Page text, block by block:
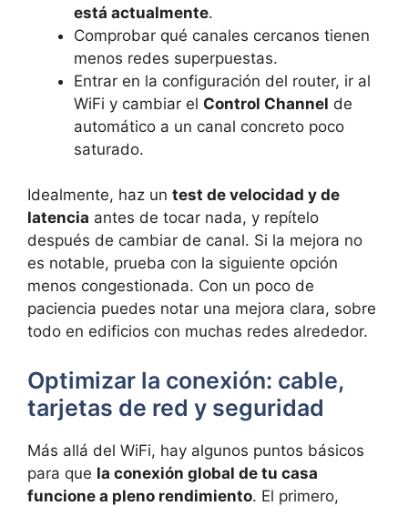
está actualmente.
Comprobar qué canales cercanos tienen
menos redes superpuestas.
Entrar en la configuración del router, ir al
WiFi y cambiar el Control Channel de
automático a un canal concreto poco
saturado.
Idealmente, haz un test de velocidad y de
latencia antes de tocar nada, y repítelo
después de cambiar de canal. Si la mejora no
es notable, prueba con la siguiente opción
menos congestionada. Con un poco de
paciencia puedes notar una mejora clara, sobre
todo en edificios con muchas redes alrededor.
Optimizar la conexión: cable,
tarjetas de red y seguridad
Más allá del WiFi, hay algunos puntos básicos
para que la conexión global de tu casa
funcione a pleno rendimiento. El primero,